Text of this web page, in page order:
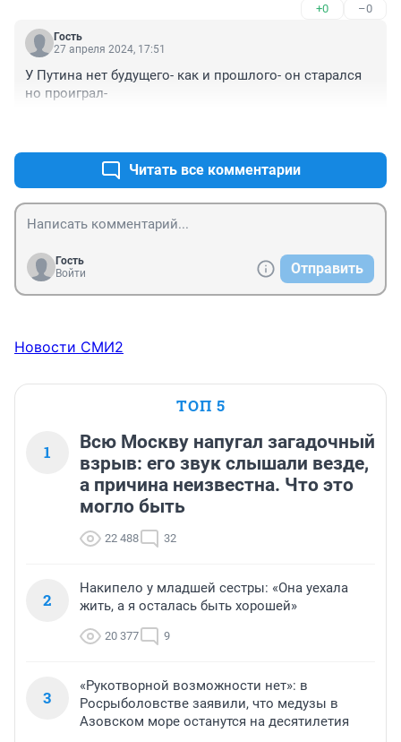
ждать-- чем кончится- - Артуру терять нечего- на
допросеможет предложить омен - я молчу- а вы
закрыли глаза и я ускочу-
+0 –0
Гость
27 апреля 2024, 17:51
У Путина нет будущего- как и прошлого- он старался
но проиграл-
Читать все комментарии
Гость
Войти
Отправить
Новости СМИ2
ТОП 5
1
Всю Москву напугал загадочный
взрыв: его звук слышали везде,
а причина неизвестна. Что это
могло быть
22 488 32
2
Накипело у младшей сестры: «Она уехала
жить, а я осталась быть хорошей»
20 377 9
3
«Рукотворной возможности нет»: в
Росрыболовстве заявили, что медузы в
Азовском море останутся на десятилетия